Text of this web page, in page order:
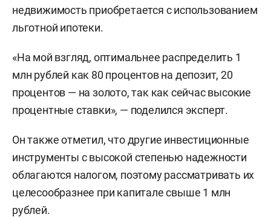
недвижимость приобретается с использованием
льготной ипотеки.
«На мой взгляд, оптимальнее распределить 1
млн рублей как 80 процентов на депозит, 20
процентов — на золото, так как сейчас высокие
процентные ставки», — поделился эксперт.
Он также отметил, что другие инвестиционные
инструменты с высокой степенью надежности
облагаются налогом, поэтому рассматривать их
целесообразнее при капитале свыше 1 млн
рублей.